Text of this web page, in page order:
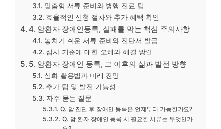
맞춤형 서류 준비와 병행 진료 팁
효율적인 신청 절차와 추가 혜택 확인
4. 암환자 장애인등록, 실패를 막는 핵심 주의사항
놓치기 쉬운 서류 준비와 진단서 발급
심사 기준에 대한 오해와 해결 방안
5. 암환자 장애인 등록, 그 이후의 삶과 발전 방향
심화 활용법과 미래 전망
추가 팁 및 발전 가능성
자주 묻는 질문
Q. 암 진단 후 장애인 등록은 언제부터 가능한가요?
Q. 암 환자 장애인 등록 시 필요한 서류는 무엇인가